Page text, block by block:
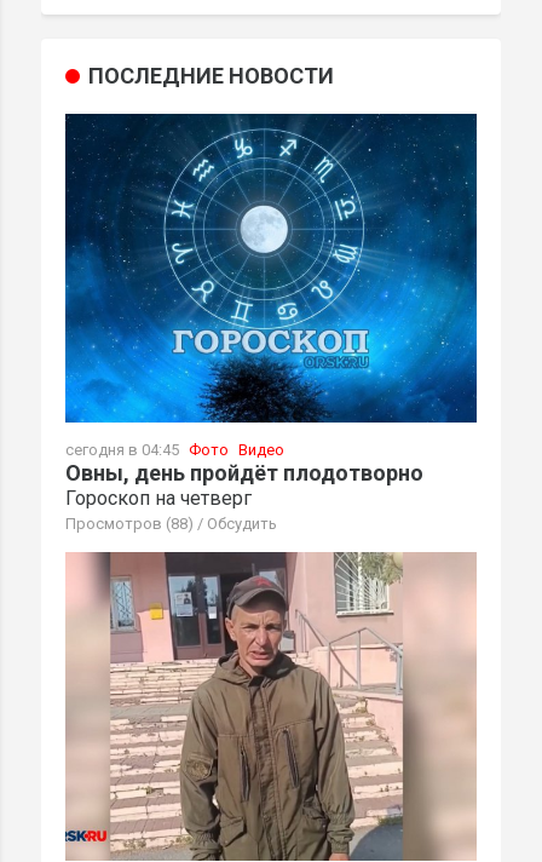
ПОСЛЕДНИЕ НОВОСТИ
сегодня в 04:45 Фото Видео
Овны, день пройдёт плодотворно
Гороскоп на четверг
Просмотров (88) / Обсудить